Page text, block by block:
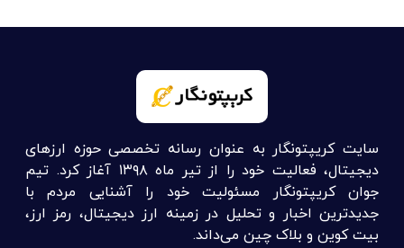
سایت کریپتونگار به عنوان رسانه تخصصی حوزه ارزهای
دیجیتال، فعالیت خود را از تیر ماه ۱۳۹۸ آغاز کرد. تیم
جوان کریپتونگار مسئولیت خود را آشنایی مردم با
جدیدترین اخبار و تحلیل در زمینه ارز دیجیتال، رمز ارز،
بیت کوین و بلاک چین می‌داند.